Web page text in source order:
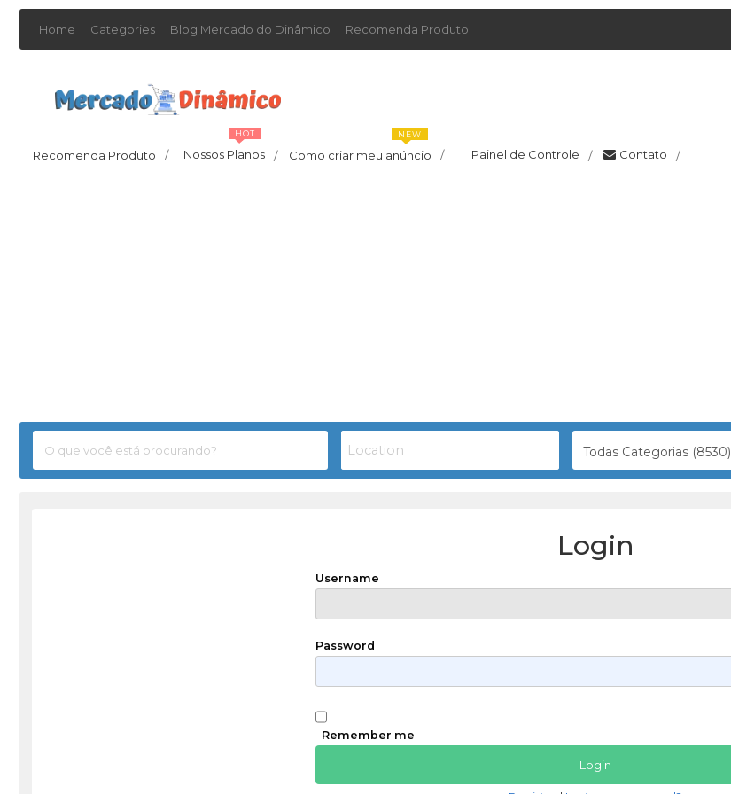
Home Categories Blog Mercado do Dinâmico Recomenda Produto
Recomenda Produto / Nossos Planos /
HOT
Como criar meu anúncio /
NEW
Painel de Controle / Contato /
Todas Categorias (8530)
Login
Username
Password
Remember me